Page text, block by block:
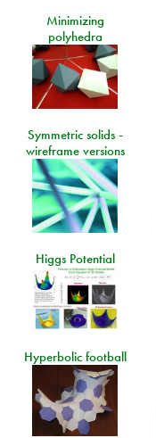
Minimizing
polyhedra
Symmetric solids -
wireframe versions
Higgs Potential
Hyperbolic football